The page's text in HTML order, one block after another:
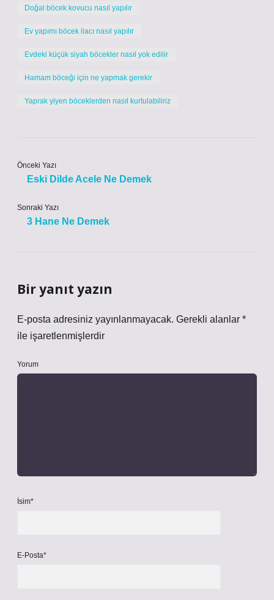
Doğal böcek kovucu nasıl yapılır
Ev yapımı böcek ilacı nasıl yapılır
Evdeki küçük siyah böcekler nasıl yok edilir
Hamam böceği için ne yapmak gerekir
Yaprak yiyen böceklerden nasıl kurtulabiliriz
Önceki Yazı
Eski Dilde Acele Ne Demek
Sonraki Yazı
3 Hane Ne Demek
Bir yanıt yazın
E-posta adresiniz yayınlanmayacak. Gerekli alanlar *
ile işaretlenmişlerdir
Yorum
İsim*
E-Posta*